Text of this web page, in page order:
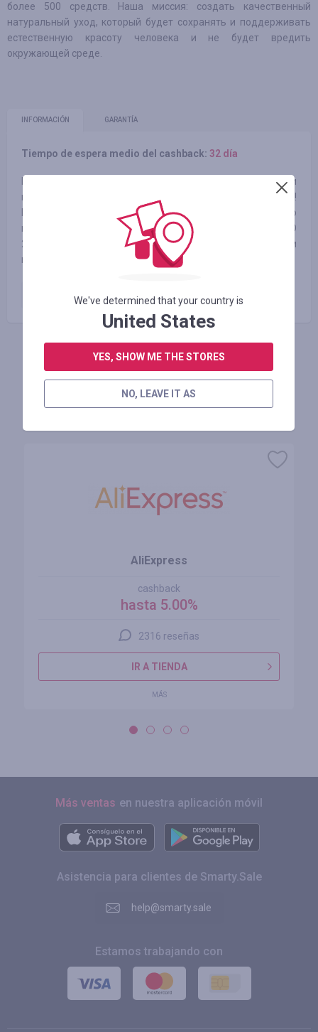
более 500 средств. Наша миссия: создать качественный
натуральный уход, который будет сохранять и поддерживать
естественную красоту человека и не будет вредить
окружающей среде.
INFORMACIÓN GARANTÍA
Tiempo de espera medio del cashback: 32 día
Наш девиз – LOVE YOUR SKIN – это любовь к клиентам и
их стремление заботиться о себе и своем теле!
Производство Mr.SCRUBBER прошло сертификацию по
международным стандартам ISO 9001:2015 и ISO
22716:2007 и полностью отвечает требованиям
надлежащей производственной практики GMP
Оплаченный заказ
INICIE SESIÓN PARA DEJAR UNA RESEÑA
AliExpress
cashback
hasta 5.00%
2316 reseñas
IR A TIENDA
MÁS
Más ventas en nuestra aplicación móvil
Asistencia para clientes de Smarty.Sale
help@smarty.sale
Estamos trabajando con
We've determined that your country is
United States
YES, SHOW ME THE STORES
NO, LEAVE IT AS